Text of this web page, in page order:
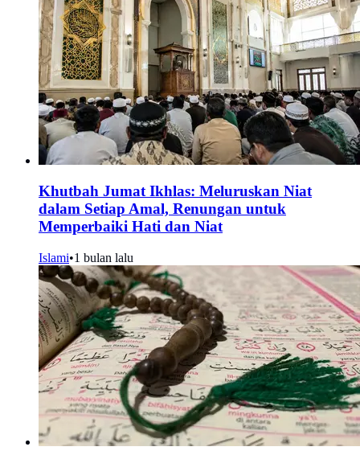
Khutbah Jumat Ikhlas: Meluruskan Niat
dalam Setiap Amal, Renungan untuk
Memperbaiki Hati dan Niat
Islami•1 bulan lalu